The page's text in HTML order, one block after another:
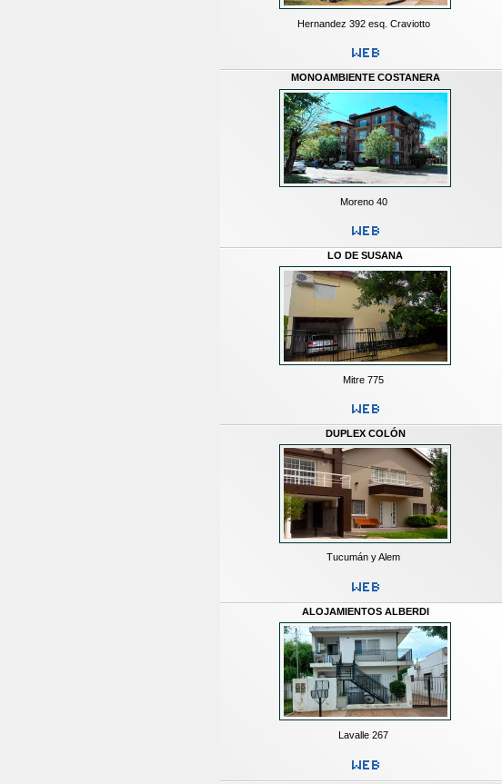
Hernandez 392 esq. Craviotto
MONOAMBIENTE COSTANERA
Moreno 40
LO DE SUSANA
Mitre 775
DUPLEX COLÓN
Tucumán y Alem
ALOJAMIENTOS ALBERDI
Lavalle 267